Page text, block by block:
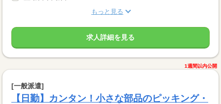
もっと見る
求人詳細を見る
1週間以内公開
[一般派遣]
【日勤】カンタン！小さな部品のピッキング・